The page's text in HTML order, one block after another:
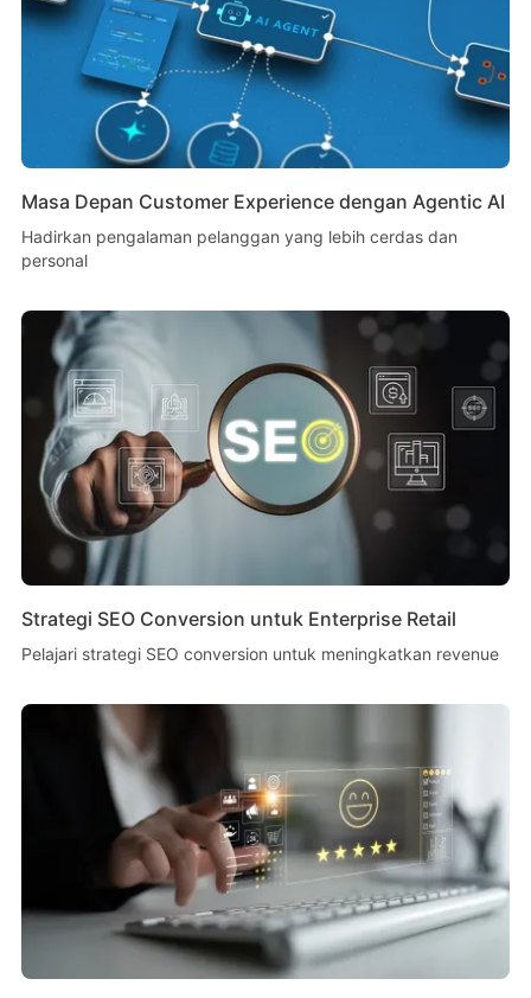
Masa Depan Customer Experience dengan Agentic AI
Hadirkan pengalaman pelanggan yang lebih cerdas dan
personal
Strategi SEO Conversion untuk Enterprise Retail
Pelajari strategi SEO conversion untuk meningkatkan revenue